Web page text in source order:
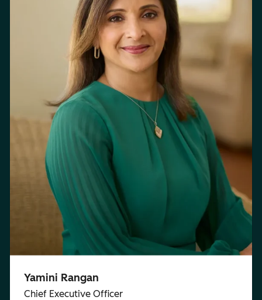
Yamini Rangan
Chief Executive Officer